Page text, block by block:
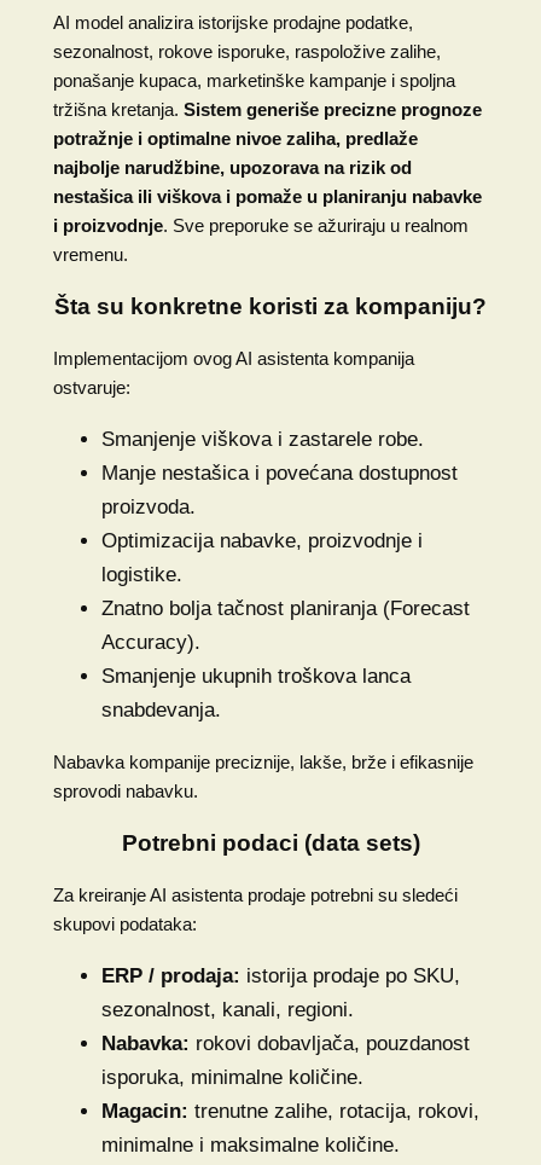
AI model analizira istorijske prodajne podatke,
sezonalnost, rokove isporuke, raspoložive zalihe,
ponašanje kupaca, marketinške kampanje i spoljna
tržišna kretanja. Sistem generiše precizne prognoze
potražnje i optimalne nivoe zaliha, predlaže
najbolje narudžbine, upozorava na rizik od
nestašica ili viškova i pomaže u planiranju nabavke
i proizvodnje. Sve preporuke se ažuriraju u realnom
vremenu.
Šta su konkretne koristi za kompaniju?
Implementacijom ovog AI asistenta kompanija
ostvaruje:
Smanjenje viškova i zastarele robe.
Manje nestašica i povećana dostupnost
proizvoda.
Optimizacija nabavke, proizvodnje i
logistike.
Znatno bolja tačnost planiranja (Forecast
Accuracy).
Smanjenje ukupnih troškova lanca
snabdevanja.
Nabavka kompanije preciznije, lakše, brže i efikasnije
sprovodi nabavku.
Potrebni podaci (data sets)
Za kreiranje AI asistenta prodaje potrebni su sledeći
skupovi podataka:
ERP / prodaja: istorija prodaje po SKU,
sezonalnost, kanali, regioni.
Nabavka: rokovi dobavljača, pouzdanost
isporuka, minimalne količine.
Magacin: trenutne zalihe, rotacija, rokovi,
minimalne i maksimalne količine.